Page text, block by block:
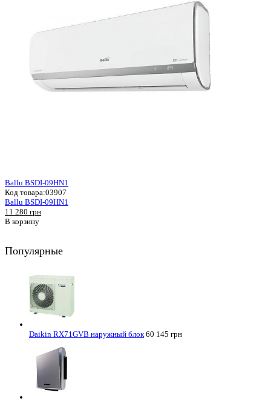
Ballu BSDI-09HN1
Код товара:03907
Ballu BSDI-09HN1
11 280 грн
В корзину
Популярные
Daikin RX71GVB наружный блок 60 145 грн